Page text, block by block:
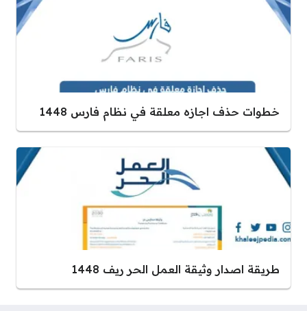
خطوات حذف اجازه معلقة في نظام فارس 1448
طريقة اصدار وثيقة العمل الحر ريف 1448